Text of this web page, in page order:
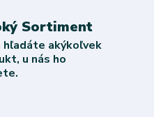
Sortiment
hľadáte akýkoľvek
u nás ho